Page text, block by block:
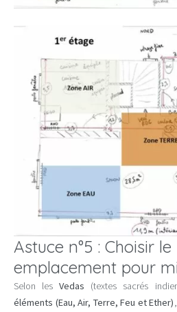
Astuce n°5 : Choisir
emplacement pour
Selon lesVedas (textes sacrés
éléments (Eau, Air, Terre, Feu et Ether)